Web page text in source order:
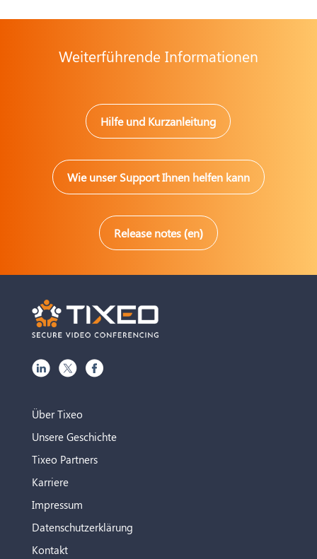
Weiterführende Informationen
Hilfe und Kurzanleitung
Wie unser Support Ihnen helfen kann
Release notes (en)
Über Tixeo
Unsere Geschichte
Tixeo Partners
Karriere
Impressum
Datenschutzerklärung
Kontakt